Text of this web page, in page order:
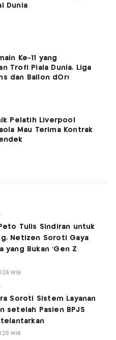
Dunia
Ke-11 yang
Trofi Piala Dunia, Liga
dan Ballon dOr!
Pelatih Liverpool
Mau Terima Kontrak
Tulis Sindiran untuk
Netizen Soroti Gaya
yang Bukan 'Gen Z
WIB
Soroti Sistem Layanan
setelah Pasien BPJS
WIB